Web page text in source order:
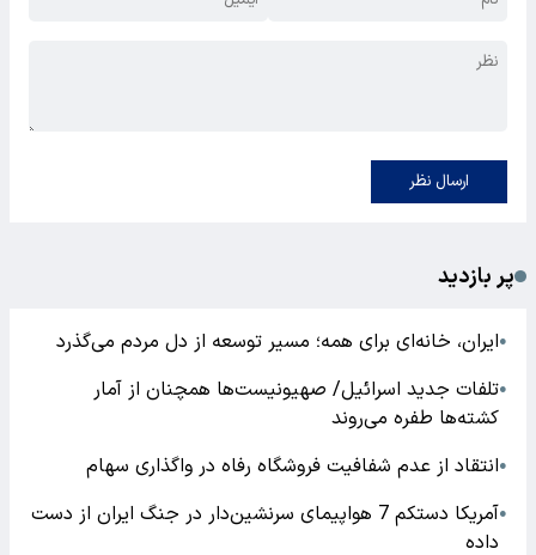
ارسال نظر
پر بازدید
●ایران، خانه‌ای برای همه؛ مسیر توسعه از دل مردم می‌گذرد
●تلفات جدید اسرائیل/ صهیونیست‌ها همچنان از آمار
کشته‌ها طفره می‌روند
●انتقاد از عدم شفافیت فروشگاه رفاه در واگذاری سهام
●
آمریکا دستکم 7 هواپیمای سرنشین‌دار در جنگ ایران از دست
داده